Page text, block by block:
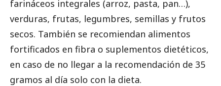
farináceos integrales (arroz, pasta, pan…),
verduras, frutas, legumbres, semillas y frutos
secos. También se recomiendan alimentos
fortificados en fibra o suplementos dietéticos,
en caso de no llegar a la recomendación de 35
gramos al día solo con la dieta.